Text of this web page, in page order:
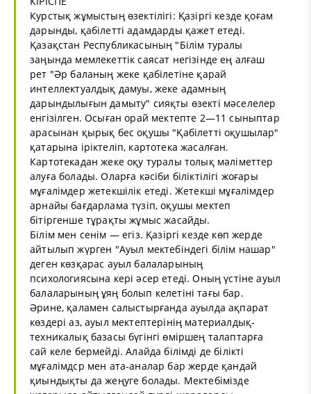
Курстық жұмыстың өзектілігі: Қазіргі кезде қоғам
дарынды, қабілетті адамдарды қажет етеді.
Қазақстан Республикасының "Білім туралы
заңында мемлекеттік саясат негізінде ең алғаш
рет "Әр баланың жеке қабілетіне қарай
интеллектуалдық дамуы, жеке адамның
дарындылығын дамыту" сияқты өзекті мәселелер
енгізілген. Осыған орай мектепте 2—11 сыныптар
арасынан қырық бес оқушы "Қабілетті оқушылар"
қатарына іріктеліп, картотека жасалған.
Картотекадан жеке оқу туралы толық мәліметтер
алуға болады. Оларға кәсіби біліктілігі жоғары
мұғалімдер жетекшілік етеді. Жетекші мұғалімдер
арнайы бағдарлама түзіп, оқушы мектеп
бітіргенше тұрақты жұмыс жасайды.
Білім мен сенім — егіз. Қазіргі кезде көп жерде
айтылып жүрген "Ауыл мектебіндегі білім нашар"
деген көзқарас ауыл балаларының
психологиясына кері әсер етеді. Оның үстіне ауыл
балаларының ұяң болып келетіні тағы бар.
Әрине, қаламен салыстырғанда ауылда ақпарат
көздері аз, ауыл мектептерінің материалдық-
техникалық базасы бүгінгі өміршең талаптарға
сай келе бермейді. Алайда білімді де білікті
мұғалімдср мен ата-аналар бар жерде қандай
қиындықты да жеңуге болады. Мектебімізде